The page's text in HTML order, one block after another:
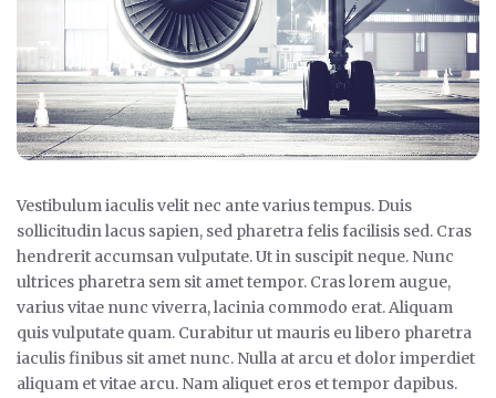
Vestibulum iaculis velit nec ante varius tempus. Duis
sollicitudin lacus sapien, sed pharetra felis facilisis sed. Cras
hendrerit accumsan vulputate. Ut in suscipit neque. Nunc
ultrices pharetra sem sit amet tempor. Cras lorem augue,
varius vitae nunc viverra, lacinia commodo erat. Aliquam
quis vulputate quam. Curabitur ut mauris eu libero pharetra
iaculis finibus sit amet nunc. Nulla at arcu et dolor imperdiet
aliquam et vitae arcu. Nam aliquet eros et tempor dapibus.